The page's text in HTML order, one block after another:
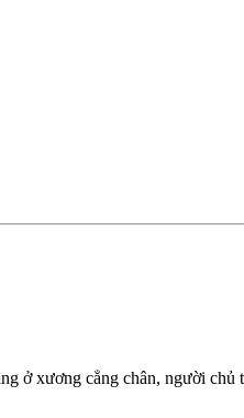
ở xương cẳng chân, người chủ